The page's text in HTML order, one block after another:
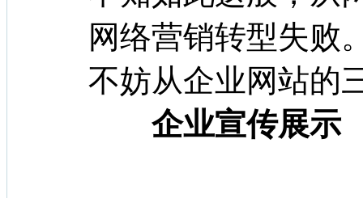
网络营销转型失败
不妨从企业网站的
企业宣传展示